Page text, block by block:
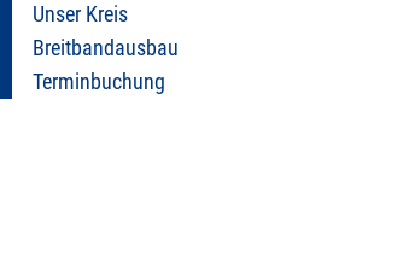
Unser Kreis
Breitbandausbau
Terminbuchung